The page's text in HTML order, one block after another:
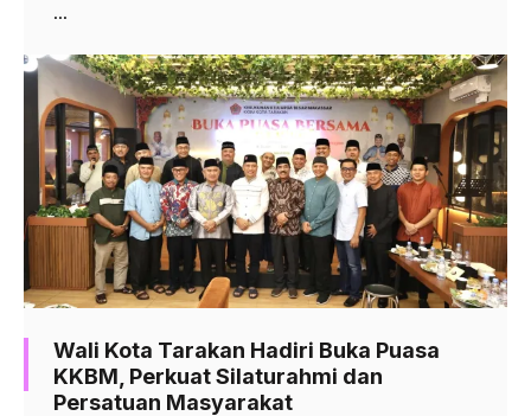
...
Wali Kota Tarakan Hadiri Buka Puasa
KKBM, Perkuat Silaturahmi dan
Persatuan Masyarakat